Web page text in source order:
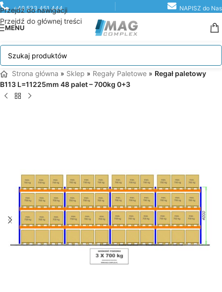
Przejdź do nawigacji
Przejdź do głównej treści
+48 533 451 444 NAPISZ do Nas
MENU
Strona główna » Sklep » Regały Paletowe » Regał paletowy
B113 L=11225mm 48 palet – 700kg 0+3